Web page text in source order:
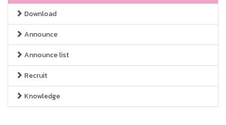
Download
Announce
Announce list
Recruit
Knowledge